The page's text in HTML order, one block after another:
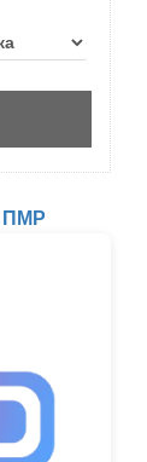
ПМР